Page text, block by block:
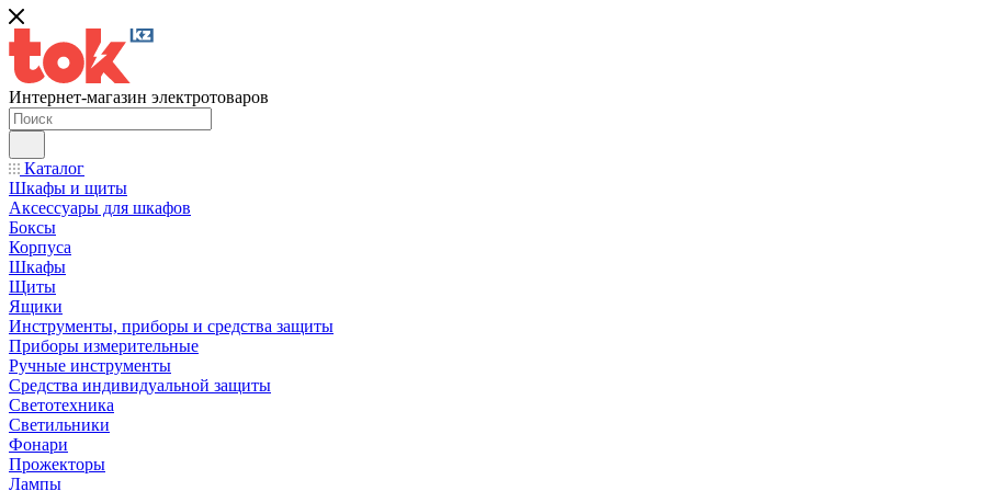
Интернет-магазин электротоваров
Каталог
Шкафы и щиты
Аксессуары для шкафов
Боксы
Корпуса
Шкафы
Щиты
Ящики
Инструменты, приборы и средства защиты
Приборы измерительные
Ручные инструменты
Средства индивидуальной защиты
Светотехника
Светильники
Фонари
Прожекторы
Лампы